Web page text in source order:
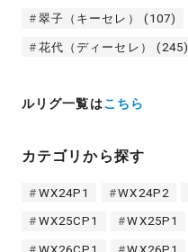
翠子（キーセレ） (107)
花代（ディーセレ） (245)
ルリグ一覧はこちら
カテゴリから探す
WX24P1 WX24P2
WX25CP1 WX25P1